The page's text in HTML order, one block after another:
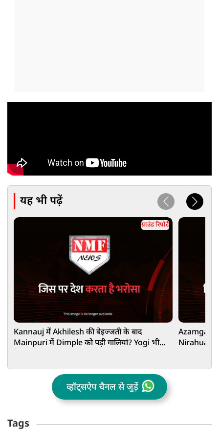
यह भी पढ़ें
ग्राउंड रिपोर्ट
Kannauj में Akhilesh की बेइज्जती के बाद
Mainpuri में Dimple को पड़ी गालियां? Yogi भी
Azamgarh:
Nirahua
व्हॉट्सऐप चैनल से जुड़ें
Tags